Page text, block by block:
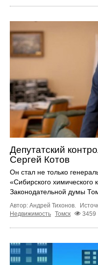
Депутатский
Сергей Котов
Он стал не только
«Сибирского химического
Законодательной думы
Автор: Андрей Тихонов.
Недвижимость Томск 3459